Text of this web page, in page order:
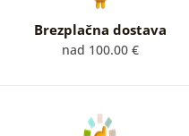
Brezplačna dostava
nad 100.00 €